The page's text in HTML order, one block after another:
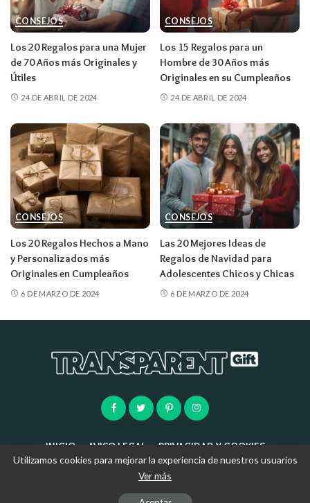
CONSEJOS
Los 20 Regalos para una Mujer
de 70 Años más Originales y
Útiles
24 DE ABRIL DE 2024
CONSEJOS
Los 15 Regalos para un
Hombre de 30 Años más
Originales en su Cumpleaños
24 DE ABRIL DE 2024
CONSEJOS
Los 20 Regalos Hechos a Mano
y Personalizados más
Originales en Cumpleaños
6 DE MARZO DE 2024
CONSEJOS
Las 20 Mejores Ideas de
Regalos de Navidad para
Adolescentes Chicos y Chicas
6 DE MARZO DE 2024
INICIO AVISO LEGAL PRIVACIDAD Y COOKIES
© 2025 | TRANSPARENT GIFT S.L.U
Utilizamos cookies para mejorar la experiencia de nuestros usuarios
Ver más